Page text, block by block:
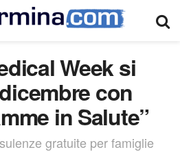
Week si
con
in Salute”
gratuite per famiglie